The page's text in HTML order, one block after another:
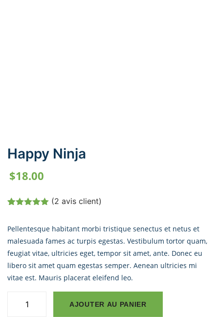
Happy Ninja
$18.00
basé sur
client
(2 avis client)
Pellentesque habitant morbi tristique senectus et netus et
malesuada fames ac turpis egestas. Vestibulum tortor quam,
feugiat vitae, ultricies eget, tempor sit amet, ante. Donec eu
libero sit amet quam egestas semper. Aenean ultricies mi
vitae est. Mauris placerat eleifend leo.
AJOUTER AU PANIER